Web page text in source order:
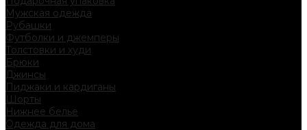
Мужская одежда
Рубашки
Футболки и джемперы
Толстовки и худи
Брюки
Джинсы
Пиджаки и кардиганы
Шорты
Нижнее белье
Одежда для дома